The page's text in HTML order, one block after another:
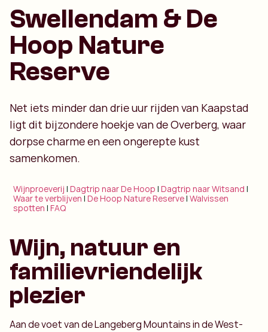
Swellendam & De
Hoop Nature
Reserve
Net iets minder dan drie uur rijden van Kaapstad
ligt dit bijzondere hoekje van de Overberg, waar
dorpse charme en een ongerepte kust
samenkomen.
Wijnproeverij |Dagtrip naar De Hoop |Dagtrip naar Witsand |
Waar te verblijven |De Hoop Nature Reserve|Walvissen
spotten |FAQ
Wijn, natuur en
familievriendelijk
plezier
Aan de voet van de Langeberg Mountains in de West-